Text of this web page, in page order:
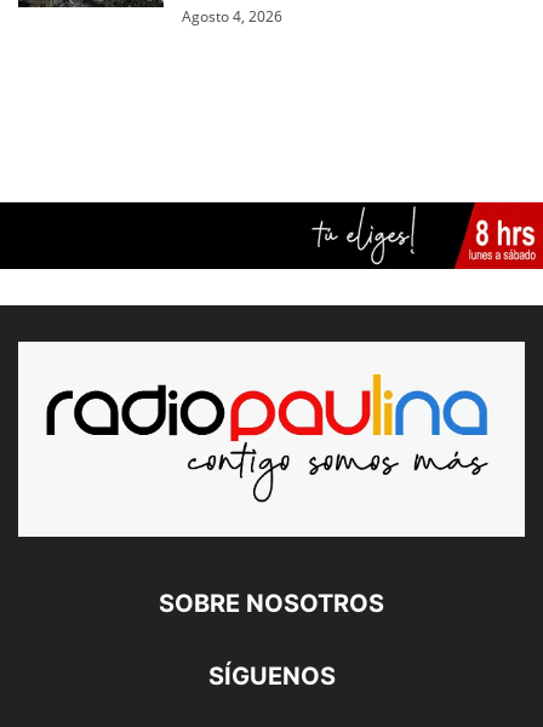
Agosto 4, 2026
SOBRE NOSOTROS
SÍGUENOS